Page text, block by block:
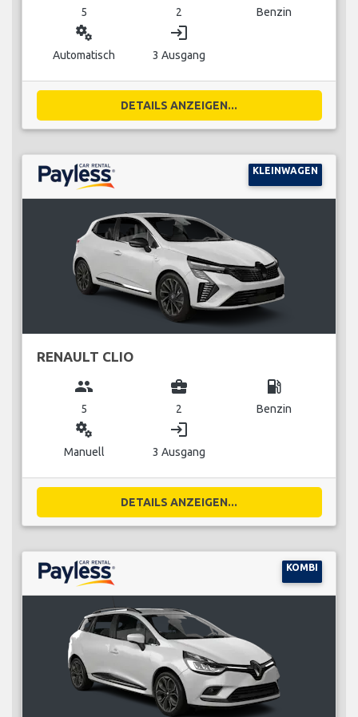
5 2 Benzin
miscellaneous_services
Automatisch
login
3 Ausgang
DETAILS ANZEIGEN...
KLEINWAGEN
RENAULT CLIO
group
5
business_center
2
local_gas_station
Benzin
miscellaneous_services
Manuell
login
3 Ausgang
DETAILS ANZEIGEN...
KOMBI